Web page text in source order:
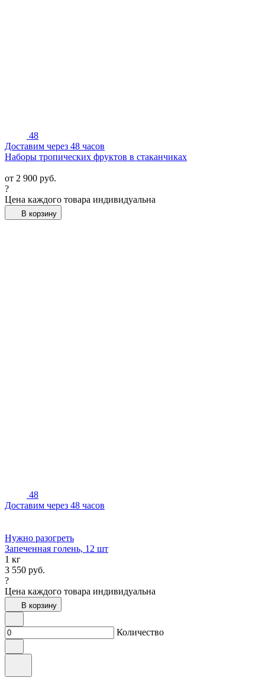
48
Доставим через 48 часов
Наборы тропических фруктов в стаканчиках
от 2 900 руб.
?
Цена каждого товара индивидуальна
В корзину
48
Доставим через 48 часов
Нужно разогреть
Запеченная голень, 12 шт
1 кг
3 550 руб.
?
Цена каждого товара индивидуальна
В корзину
Количество